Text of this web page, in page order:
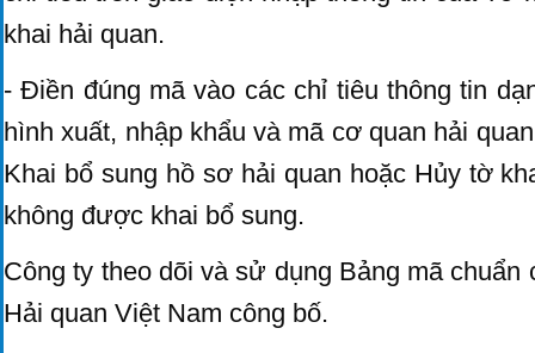
khai hải quan.
- Điền đúng mã vào các chỉ tiêu thông tin
hình xuất, nhập khẩu và mã cơ quan hải
Khai bổ sung hồ sơ hải quan hoặc Hủy tờ
không được khai bổ sung.
Công ty theo dõi và sử dụng Bảng mã
Hải quan Việt Nam công bố.